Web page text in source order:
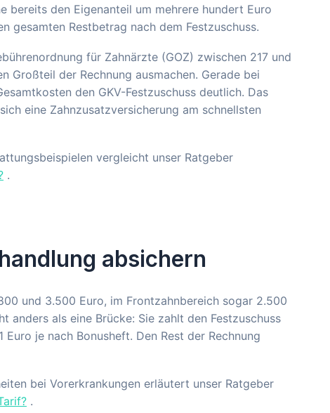
bereits den Eigenanteil um mehrere hundert Euro
gesamten Restbetrag nach dem Festzuschuss.
für Zahnärzte (GOZ) zwischen 217 und
Großteil der Rechnung ausmachen. Gerade bei
den GKV-Festzuschuss deutlich. Das
eine Zahnzusatzversicherung am schnellsten
vergleicht unser Ratgeber
.
absichern
und 3.500 Euro, im Frontzahnbereich sogar 2.500
anders als eine Brücke: Sie zahlt den Festzuschuss
je nach Bonusheft. Den Rest der Rechnung
bei Vorerkrankungen erläutert unser Ratgeber
.